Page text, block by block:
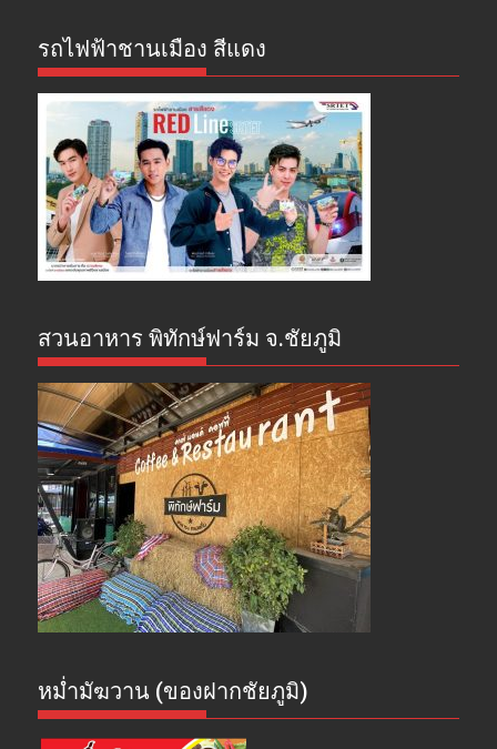
รถไฟฟ้าชานเมือง สีแดง
สวนอาหาร พิทักษ์ฟาร์ม จ.ชัยภูมิ
หม่ำมัฆวาน (ของฝากชัยภูมิ)